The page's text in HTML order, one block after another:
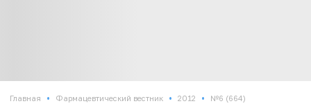
Главная • Фармацевтический вестник • 2012 • №6 (664)